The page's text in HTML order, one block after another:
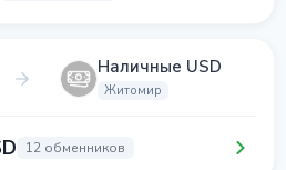
Наличные USD
Житомир
12 обменников